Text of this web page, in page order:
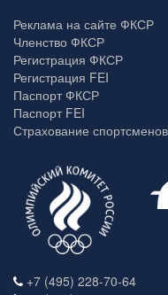
Реклама на сайте ФКСР
Членство ФКСР
Регистрация ФКСР
Регистрация FEI
Паспорт ФКСР
Паспорт FEI
Страхование спортсменов
+7 (495) 228-70-64